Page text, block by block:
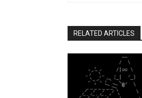
RELATED ARTICLES